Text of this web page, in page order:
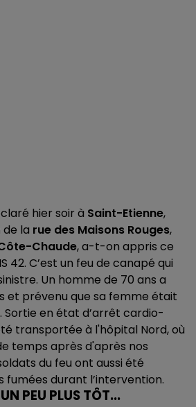
hier soir à Saint-Etienne,
la rue des Maisons Rouges,
Chaude, a-t-on appris ce
42. C’est un feu de canapé qui
Un homme de 70 ans a
et prévenu que sa femme était
Sortie en état d’arrêt cardio-
transportée à l'hôpital Nord, où
temps après d'après nos
du feu ont aussi été
fumées durant l’intervention.
PEU PLUS TÔT...